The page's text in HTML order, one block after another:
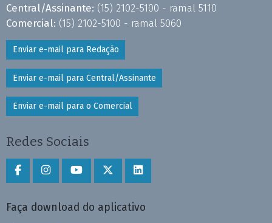
Central/Assinante: (15) 2102-5100 - ramal 5110
Comercial: (15) 2102-5100 - ramal 5060
Enviar e-mail para Redação
Enviar e-mail para Central/Assinante
Enviar e-mail para o Comercial
Redes Sociais
Faça download do aplicativo